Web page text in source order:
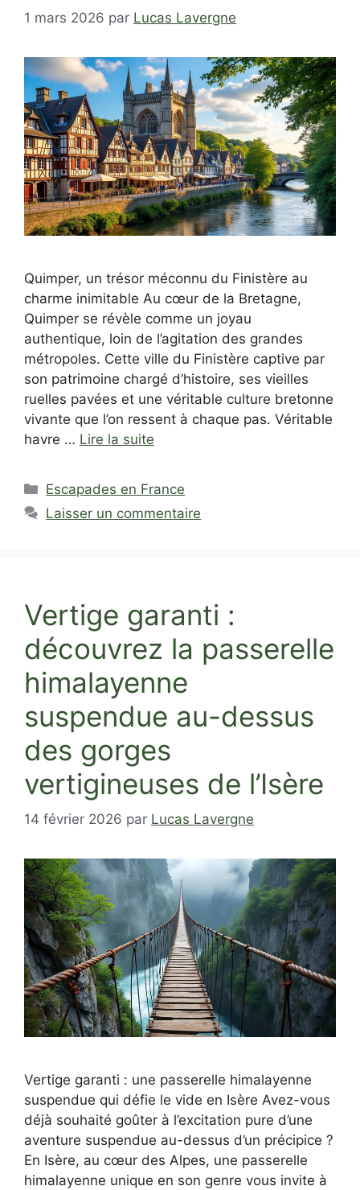
1 mars 2026 par Lucas Lavergne
Quimper, un trésor méconnu du Finistère au
charme inimitable Au cœur de la Bretagne,
Quimper se révèle comme un joyau
authentique, loin de l’agitation des grandes
métropoles. Cette ville du Finistère captive par
son patrimoine chargé d’histoire, ses vieilles
ruelles pavées et une véritable culture bretonne
vivante que l’on ressent à chaque pas. Véritable
havre … Lire la suite
Catégories
Escapades en France
Laisser un commentaire
Vertige garanti :
découvrez la passerelle
himalayenne
suspendue au-dessus
des gorges
vertigineuses de l’Isère
14 février 2026 par Lucas Lavergne
Vertige garanti : une passerelle himalayenne
suspendue qui défie le vide en Isère Avez-vous
déjà souhaité goûter à l’excitation pure d’une
aventure suspendue au-dessus d’un précipice ?
En Isère, au cœur des Alpes, une passerelle
himalayenne unique en son genre vous invite à